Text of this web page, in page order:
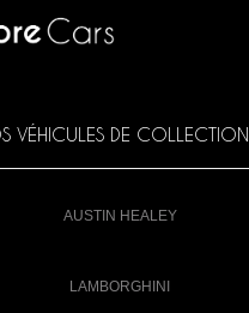
VÉHICULES DE COLLECTION
AUSTIN HEALEY
LAMBORGHINI